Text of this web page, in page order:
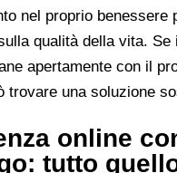
nel proprio benessere
qualità della vita. Se
apertamente con il
trovare una soluzione
online
tutto